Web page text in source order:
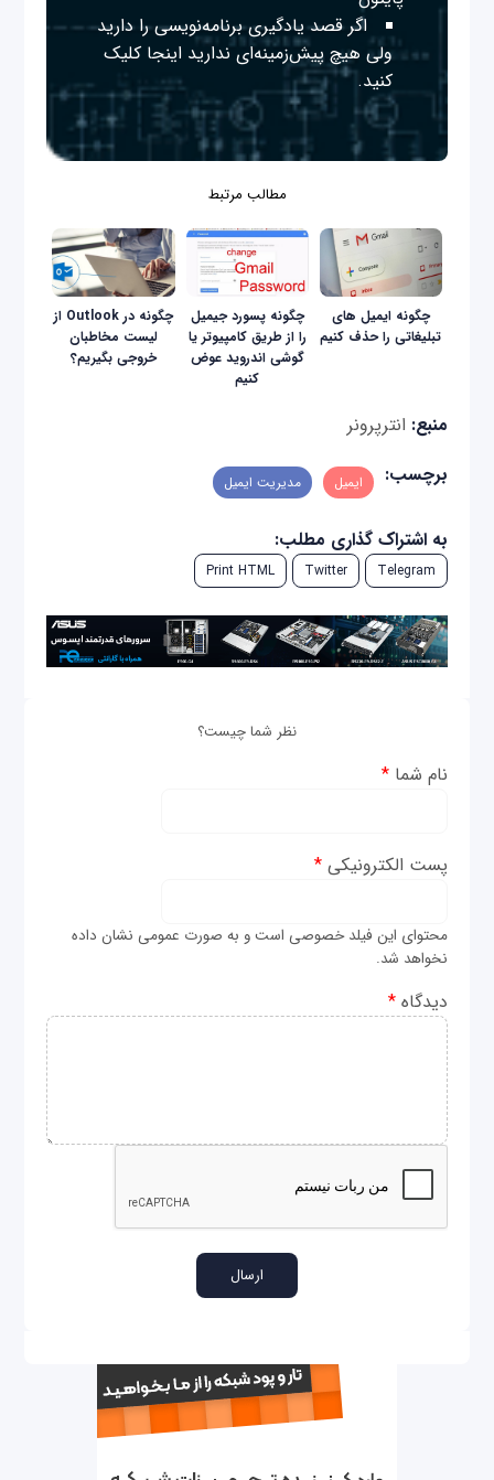
اگر قصد یادگیری برنامه‌نویسی را دارید
ولی هیچ پیش‌زمینه‌ای نداریداینجا کلیک
کنید.
مطالب مرتبط
چگونه ایمیل های
تبلیغاتی را حذف کنیم
چگونه پسورد جیمیل
را از طریق کامپیوتر یا
گوشی اندروید عوض
کنیم
چگونه در Outlook از
لیست مخاطبان
خروجی بگیریم؟
منبع: انترپرونر
برچسب:
ایمیل مدیریت ایمیل
به اشتراک گذاری مطلب:
Telegram
Twitter
Print HTML
نظر شما چیست؟
نام شما*
پست الکترونیکی*
محتوای این فیلد خصوصی است و به صورت عمومی نشان داده
نخواهد شد.
دیدگاه*